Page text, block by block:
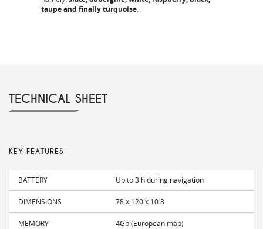
taupe and finally turquoise.
TECHNICAL SHEET
KEY FEATURES
BATTERY Up to 3 h during navigation
DIMENSIONS 78 x 120 x 10.8
MEMORY 4Gb (European map)